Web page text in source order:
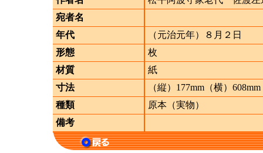
宛者名
年代
（元治元年）８月２日
形態
枚
材質
紙
寸法
（縦）177mm（横）608mm
種類
原本（実物）
備考